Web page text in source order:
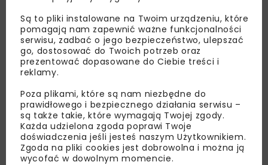
nas najlepsze informacje branżowe,
zaproszenia na wydarzenia, atrakcyjne oferty i
dedykowane akcje specjalne.
Zapoznałam/em się zPolityką Prywatnościi
Regulaminemoraz wyrażam zgodę na otrzymywanie na
podany przeze mnie adres e-mail korespondencji
handlowej w postaci newslettera.
Są to pliki instalowane na Twoim urządzeniu, które
pomagają nam zapewnić ważne funkcjonalności
serwisu, zadbać o jego bezpieczeństwo, ulepszać
go, dostosować do Twoich potrzeb oraz
prezentować dopasowane do Ciebie treści i
reklamy.
Poza plikami, które są nam niezbędne do
prawidłowego i bezpiecznego działania serwisu –
są także takie, które wymagają Twojej zgody.
Każda udzielona zgoda poprawi Twoje
doświadczenia jeśli jesteś naszym Użytkownikiem.
Zgoda na pliki cookies jest dobrowolna i można ją
wycofać w dowolnym momencie.